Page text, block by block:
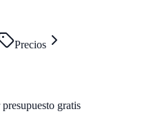
Precios
gratis